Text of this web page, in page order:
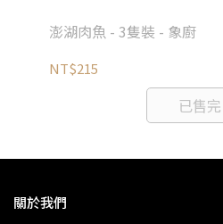
澎湖肉魚 - 3隻裝 - 象廚
NT$215
已售完
關於我們